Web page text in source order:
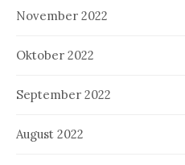
November 2022
Oktober 2022
September 2022
August 2022